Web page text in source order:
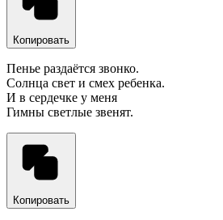
Копировать
Пенье раздаётся звонко.
Солнца свет и смех ребенка.
И в сердечке у меня
Гимны светлые звенят.
Копировать